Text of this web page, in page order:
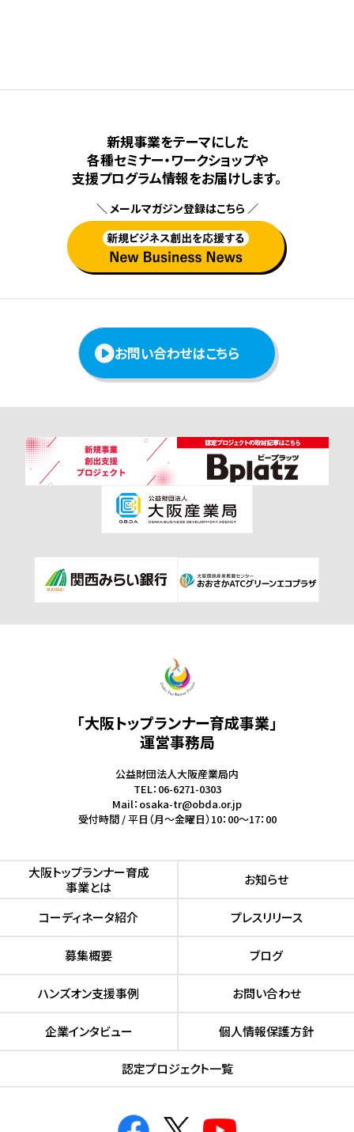
新規事業をテーマにした
各種セミナー・ワークショップや
⽀援プログラム情報をお届けします。
＼ メールマガジン登録はこちら ／
お問い合わせはこちら
「大阪トップランナー育成事業」
運営事務局
公益財団法人大阪産業局内
TEL：06-6271-0303
Mail：osaka-tr@obda.or.jp
受付時間 / 平日（月～金曜日）10：00～17：00
⼤阪トップランナー育成
事業とは
お知らせ
コーディネータ紹介 プレスリリース
募集概要 ブログ
ハンズオン⽀援事例 お問い合わせ
企業インタビュー 個人情報保護方針
認定プロジェクト⼀覧